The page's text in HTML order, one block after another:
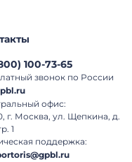
) 100-73-65
звонок по России
офис:
г. Москва, ул. Щепкина, д.
1
поддержка: